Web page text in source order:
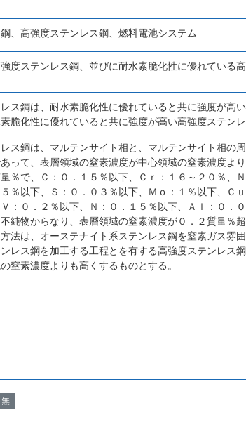
、高強度ステンレス鋼、燃料電池システム
度ステンレス鋼、並びに耐水素脆化性に優れている
ス鋼は、耐水素脆化性に優れていると共に強度が高
脆化性に優れていると共に強度が高い高強度ステンレ
ス鋼は、マルテンサイト相と、マルテンサイト相の
って、表層領域の窒素濃度が中心領域の窒素濃度よ
％で、Ｃ：０．１５％以下、Ｃｒ：１６～２０％、
％以下、Ｓ：０．０３％以下、Ｍｏ：１％以下、Ｃ
：０．２％以下、Ｎ：０．１５％以下、Ａｌ：０．
純物からなり、表層領域の窒素濃度が０．２質量％
法は、オーステナイト系ステンレス鋼を窒素ガス雰
レス鋼を加工する工程とを有する高強度ステンレス
窒素濃度よりも高くするものとする。
無